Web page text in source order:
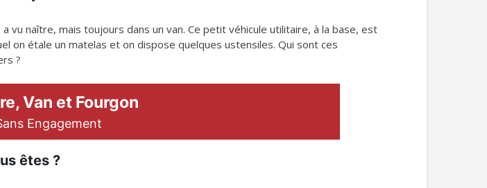
vu naître, mais toujours dans un van. Ce petit véhicule utilitaire, à la base, est
on étale un matelas et on dispose quelques ustensiles. Qui sont ces
?